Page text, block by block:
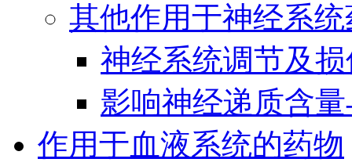
其他作用于神经系统
神经系统调节及
影响神经递质含
作用于血液系统的药物